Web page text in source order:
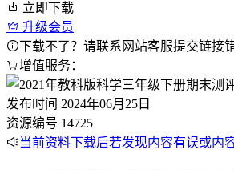
立即下载
升级会员
下载不了？请联系网站客服提交链接错
增值服务：
发布时间 2024年06月25日
资源编号 14725
当前资料下载后若发现内容有误或内